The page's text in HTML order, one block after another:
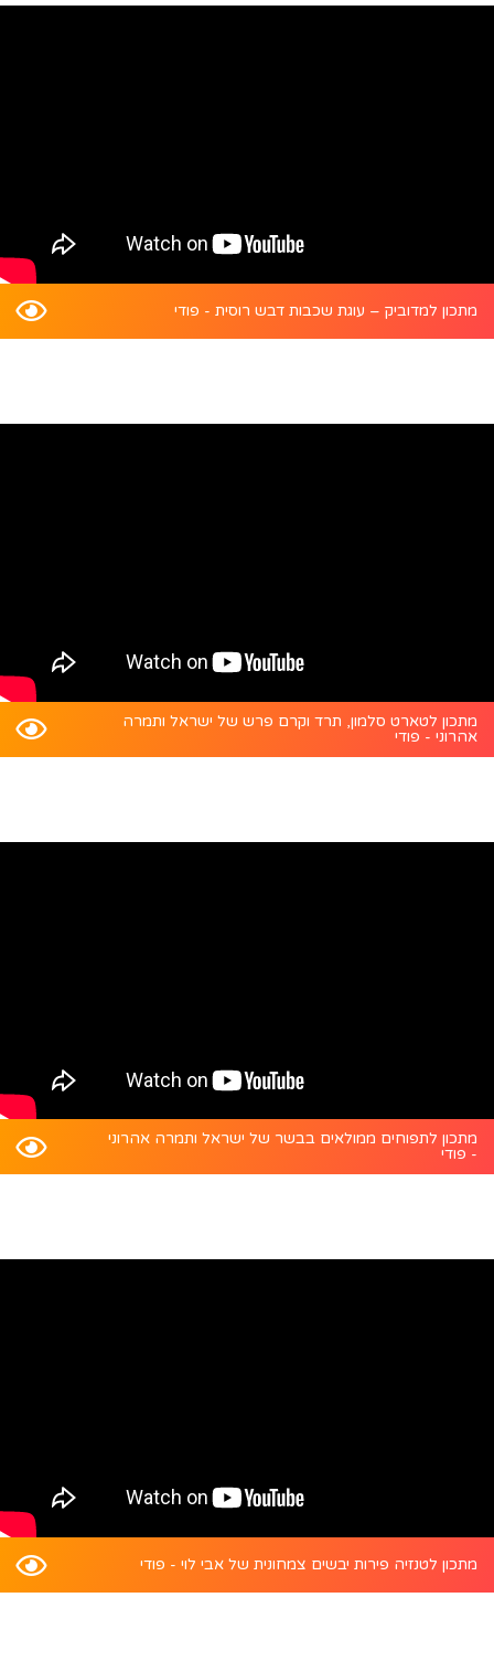
מתכון למדוביק – עוגת שכבות דבש רוסית - פודי
מתכון לטארט סלמון, תרד וקרם פרש של ישראל ותמרה
אהרוני - פודי
מתכון לתפוחים ממולאים בבשר של ישראל ותמרה אהרוני
- פודי
מתכון לטנזיה פירות יבשים צמחונית של אבי לוי - פודי